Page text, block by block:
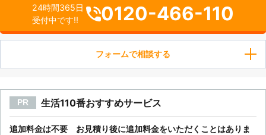
24時間365日
受付中です!!
0120-466-110
フォームで相談する
PR 生活110番おすすめサービス
追加料金は不要 お見積り後に追加料金をいただくことはありま